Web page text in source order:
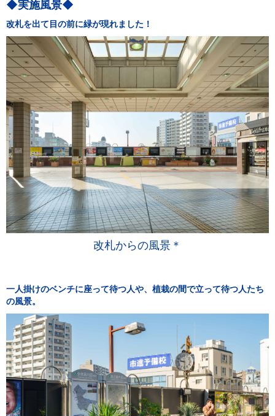
◆実施風景◆
改札を出て目の前に緑が現れました！
改札からの風景＊
一人掛けのベンチに座って待つ人や、植栽の間で立って待つ人たち
の風景。